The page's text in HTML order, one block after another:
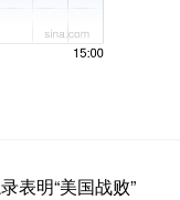
表明“美国战败”